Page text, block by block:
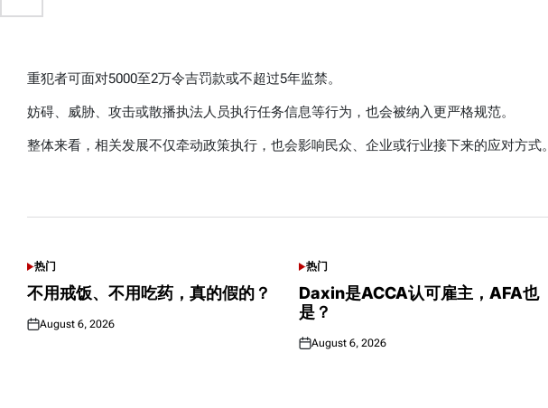
重犯者可面对5000至2万令吉罚款或不超过5年监禁。
妨碍、威胁、攻击或散播执法人员执行任务信息等行为，也会被纳入更严格规范。
整体来看，相关发展不仅牵动政策执行，也会影响民众、企业或行业接下来的应对方式。
POSTED
IN
热门
不用戒饭、不用吃药，真的假的？
Posted
August 6, 2026
POSTED
IN
热门
Daxin是ACCA认可雇主，AFA也
是？
Posted
August 6, 2026